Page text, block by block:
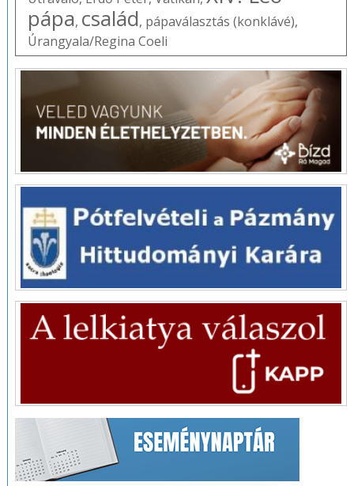
pápa, család, pápaválasztás (konklávé),
Úrangyala/Regina Coeli